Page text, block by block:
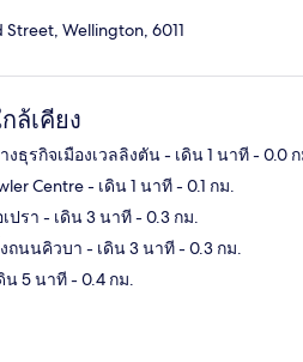
Street, Wellington, 6011
ล้เคียง
ธุรกิจเมืองเวลลิงตัน- เดิน 1 นาที- 0.0 ก
Centre- เดิน 1 นาที- 0.1 กม.
ปรา - เดิน 3 นาที- 0.3 กม.
ถนนคิวบา - เดิน 3 นาที- 0.3 กม.
น 5 นาที- 0.4 กม.